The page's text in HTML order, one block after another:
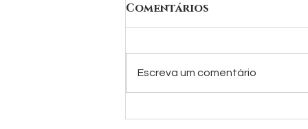
Comentários
Escreva um comentário